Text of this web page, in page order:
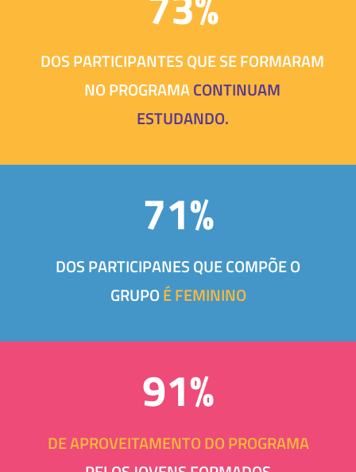
DOS PARTICIPANTES QUE SE FORMARAM
NO PROGRAMACONTINUAM
ESTUDANDO.
71%
DOS PARTICIPANES QUE COMPÕE O
GRUPOÉ FEMININO
91%
DE APROVEITAMENTO DO PROGRAMA